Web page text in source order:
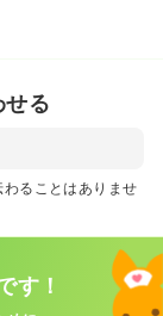
せる
ることはありませ
す！